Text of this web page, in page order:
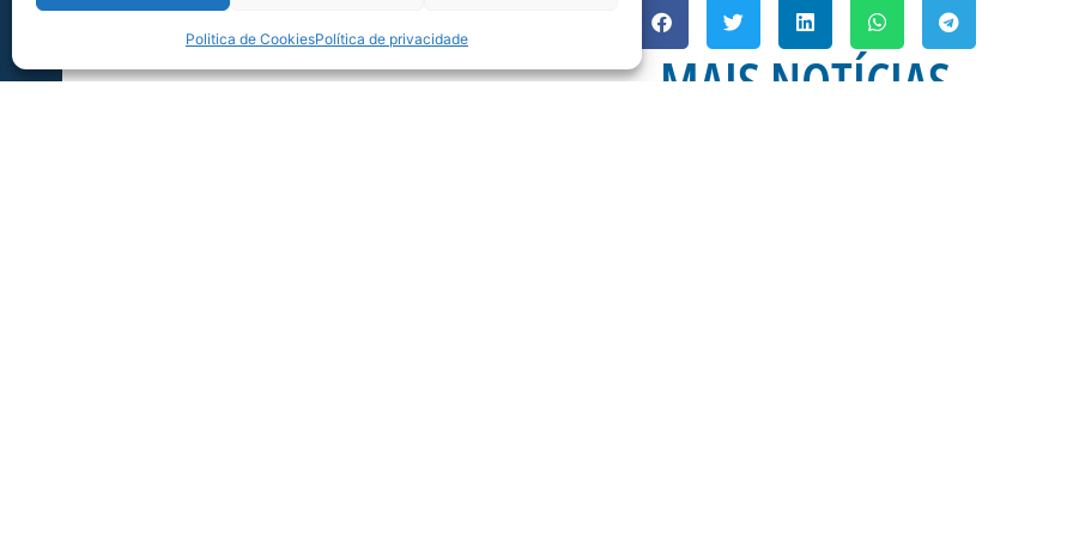
Politica de CookiesPolítica de privacidade
MAIS NOTÍCIAS